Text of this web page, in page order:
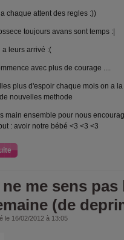
chaque attent des regles :))
toujours avans sont temps :|
a leurs arrivé :(
avec plus de courage ....
plus d'espoir chaque mois on a
nouvelles methode
main ensemble pour nous
: avoir notre bébé <3 <3 <3
ne me sens
(de
le 16/02/2012 à 13:05